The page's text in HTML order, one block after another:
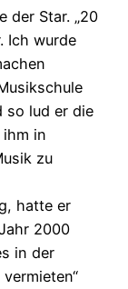
der Star. „20
Ich wurde
so lud er die
in
zu
hatte er
2000
in der